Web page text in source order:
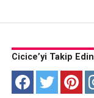
Cicice’yi Takip Edin